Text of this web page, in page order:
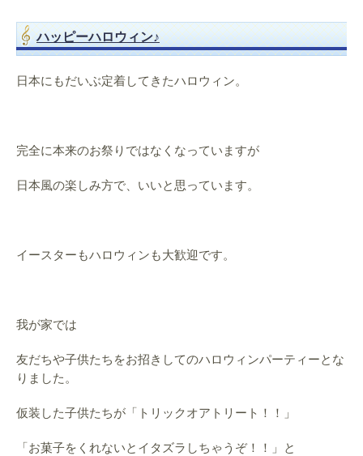
ハッピーハロウィン♪
日本にもだいぶ定着してきたハロウィン。
完全に本来のお祭りではなくなっていますが
日本風の楽しみ方で、いいと思っています。
イースターもハロウィンも大歓迎です。
我が家では
友だちや子供たちをお招きしてのハロウィンパーティーとな
りました。
仮装した子供たちが「トリックオアトリート！！」
「お菓子をくれないとイタズラしちゃうぞ！！」と